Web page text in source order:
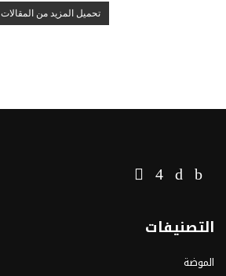
تحميل المزيد من المقالات
التصنيفات
الموضة